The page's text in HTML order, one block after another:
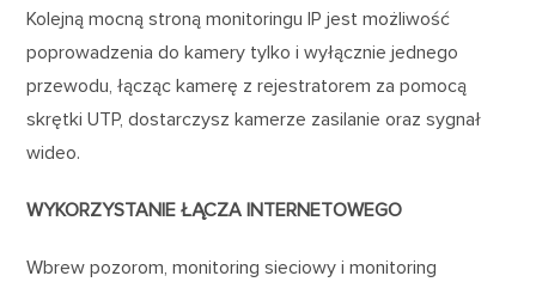
Kolejną mocną stroną monitoringu IP jest możliwość
poprowadzenia do kamery tylko i wyłącznie jednego
przewodu, łącząc kamerę z rejestratorem za pomocą
skrętki UTP, dostarczysz kamerze zasilanie oraz sygnał
wideo.
WYKORZYSTANIE ŁĄCZA INTERNETOWEGO
Wbrew pozorom, monitoring sieciowy i monitoring